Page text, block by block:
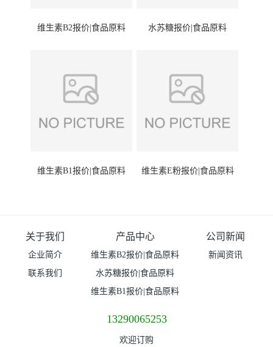
维生素B2报价|食品原料 水苏糖报价|食品原料
维生素B1报价|食品原料 维生素E粉报价|食品原料
关于我们
企业简介
联系我们
产品中心
维生素B2报价|食品原料
水苏糖报价|食品原料
维生素B1报价|食品原料
公司新闻
新闻资讯
13290065253
欢迎订购